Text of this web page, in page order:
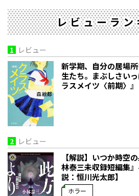
レビューラ
1 レビュー
新学期、自分の居場
生たち。まぶしさい
ラスメイツ〈前期〉』
2 レビュー
【解説】いつか時空
林泰三未収録短編集
説：恒川光太郎】
ホラー